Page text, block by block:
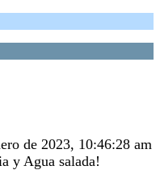
de 2023, 10:46:28 am
y Agua salada!